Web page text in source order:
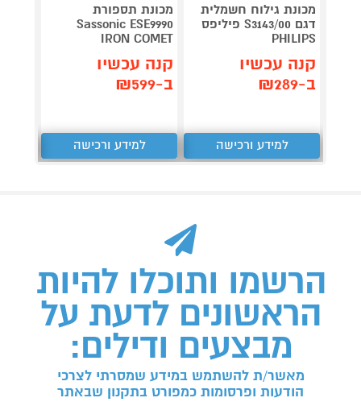
מכונת גילוח חשמלית
דגם S3143/00 פיליפס
PHILIPS
קנה עכשיו
ב-₪289
למידע ורכישה
מכונת תספורת
Sassonic ESE9990
IRON COMET
קנה עכשיו
ב-₪599
למידע ורכישה
הרשמו ותוכלו להיות
הראשונים לדעת על
מבצעים ודילים:
מאשר/ת להשתמש במידע שמסרתי לצרכי
הודעות ופרסומות כמפורט בתקנון שבאתר